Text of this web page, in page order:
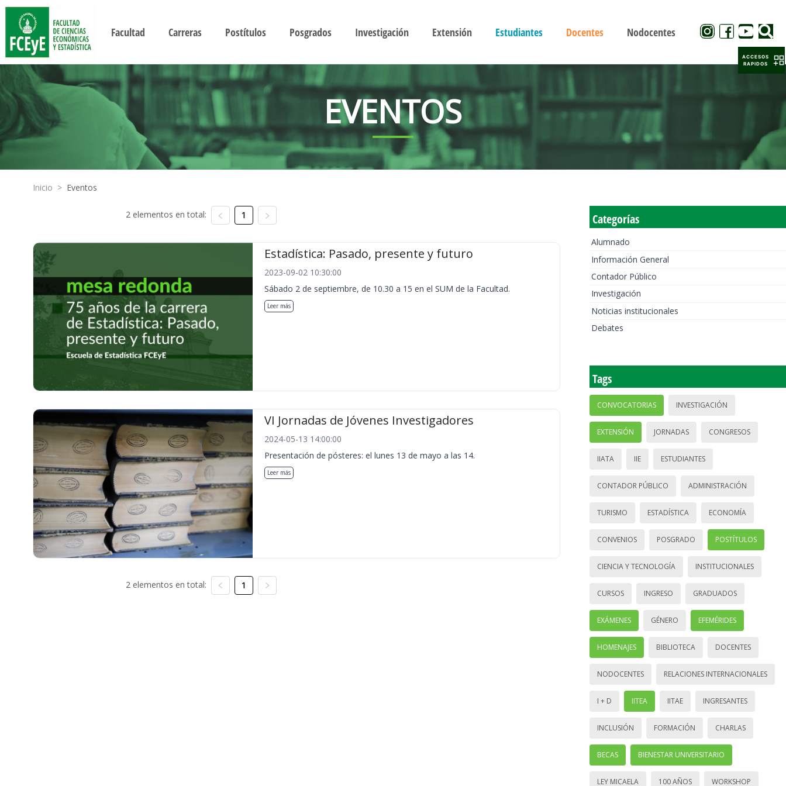
Facultad Carreras Postítulos Posgrados Investigación Extensión Estudiantes Docentes Nodocentes
EVENTOS
Inicio > Eventos
2 elementos en total: 1
Estadística: Pasado, presente y futuro
2023-09-02 10:30:00
Sábado 2 de septiembre, de 10.30 a 15 en el SUM de la Facultad.
Leer más
VI Jornadas de Jóvenes Investigadores
2024-05-13 14:00:00
Presentación de pósteres: el lunes 13 de mayo a las 14.
Leer más
2 elementos en total: 1
Categorías
Alumnado
Información General
Contador Público
Investigación
Noticias institucionales
Debates
Tags
CONVOCATORIAS INVESTIGACIÓN
EXTENSIÓN JORNADAS CONGRESOS
IIATA IIE ESTUDIANTES
CONTADOR PÚBLICO ADMINISTRACIÓN
TURISMO ESTADÍSTICA ECONOMÍA
CONVENIOS POSGRADO POSTÍTULOS
CIENCIA Y TECNOLOGÍA INSTITUCIONALES
CURSOS INGRESO GRADUADOS
EXÁMENES GÉNERO EFEMÉRIDES
HOMENAJES BIBLIOTECA DOCENTES
NODOCENTES RELACIONES INTERNACIONALES
I + D IITEA IITAE INGRESANTES
INCLUSIÓN FORMACIÓN CHARLAS
BECAS BIENESTAR UNIVERSITARIO
LEY MICAELA 100 AÑOS WORKSHOP
ACCESOS
RAPIDOS